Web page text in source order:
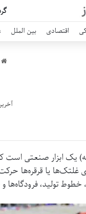
اقتصادی بین الملل
آخرین
یک ابزار صنعتی
یا قرقره‌ها حرکت
خطوط تولید، فرودگاه‌ها